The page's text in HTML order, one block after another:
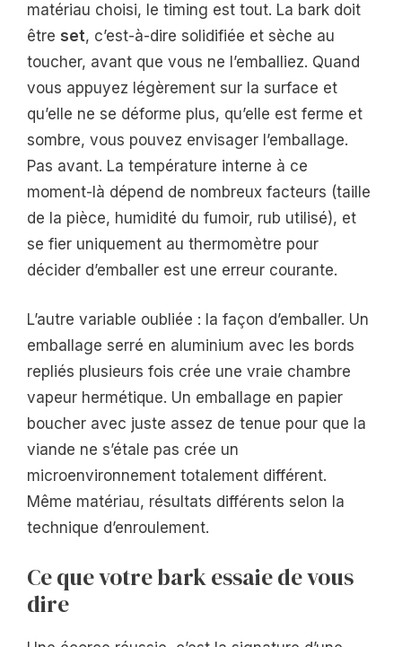
matériau choisi, le timing est tout. La bark doit
être set, c’est-à-dire solidifiée et sèche au
toucher, avant que vous ne l’emballiez. Quand
vous appuyez légèrement sur la surface et
qu’elle ne se déforme plus, qu’elle est ferme et
sombre, vous pouvez envisager l’emballage.
Pas avant. La température interne à ce
moment-là dépend de nombreux facteurs (taille
de la pièce, humidité du fumoir, rub utilisé), et
se fier uniquement au thermomètre pour
décider d’emballer est une erreur courante.
L’autre variable oubliée : la façon d’emballer. Un
emballage serré en aluminium avec les bords
repliés plusieurs fois crée une vraie chambre
vapeur hermétique. Un emballage en papier
boucher avec juste assez de tenue pour que la
viande ne s’étale pas crée un
microenvironnement totalement différent.
Même matériau, résultats différents selon la
technique d’enroulement.
Ce que votre bark essaie de vous
dire